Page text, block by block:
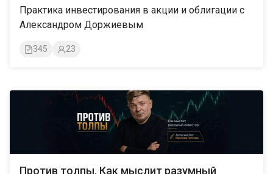
Практика инвестирования в акции и облигации с
Александром Доржиевым
345 23
Против толпы. Как мыслит разумный